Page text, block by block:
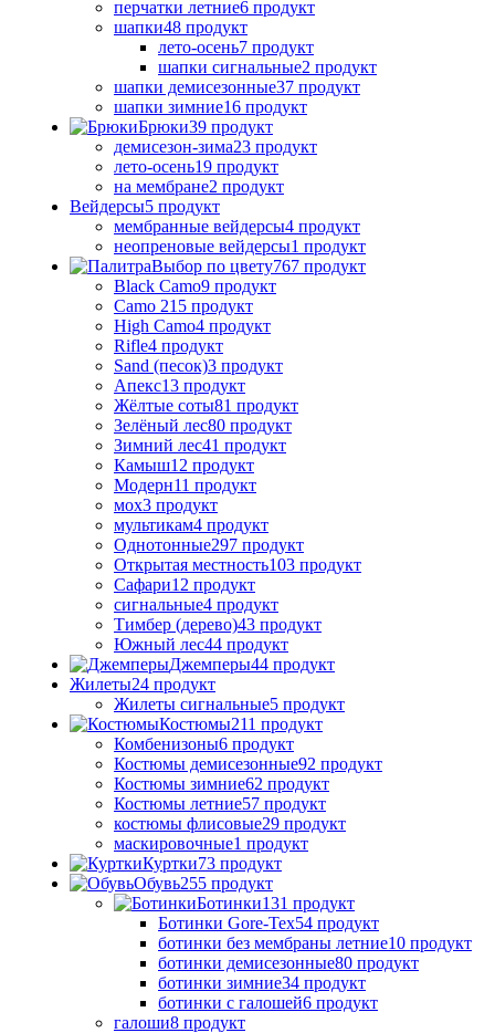
перчатки летние6 продукт
шапки48 продукт
лето-осень7 продукт
шапки сигнальные2 продукт
шапки демисезонные37 продукт
шапки зимние16 продукт
Брюки39 продукт
демисезон-зима23 продукт
лето-осень19 продукт
на мембране2 продукт
Вейдерсы5 продукт
мембранные вейдерсы4 продукт
неопреновые вейдерсы1 продукт
Выбор по цвету767 продукт
Black Camo9 продукт
Camo 21 5 продукт
High Camo4 продукт
Rifle4 продукт
Sand (песок)3 продукт
Апекс13 продукт
Жёлтые соты81 продукт
Зелёный лес80 продукт
Зимний лес41 продукт
Камыш12 продукт
Модерн11 продукт
мох3 продукт
мультикам4 продукт
Однотонные297 продукт
Открытая местность103 продукт
Сафари12 продукт
сигнальные4 продукт
Тимбер (дерево)43 продукт
Южный лес44 продукт
Джемперы44 продукт
Жилеты24 продукт
Жилеты сигнальные5 продукт
Костюмы211 продукт
Комбенизоны6 продукт
Костюмы демисезонные92 продукт
Костюмы зимние62 продукт
Костюмы летние57 продукт
костюмы флисовые29 продукт
маскировочные1 продукт
Куртки73 продукт
Обувь255 продукт
Ботинки131 продукт
Ботинки Gore-Tex54 продукт
ботинки без мембраны летние10 продукт
ботинки демисезонные80 продукт
ботинки зимние34 продукт
ботинки с галошей6 продукт
галоши8 продукт